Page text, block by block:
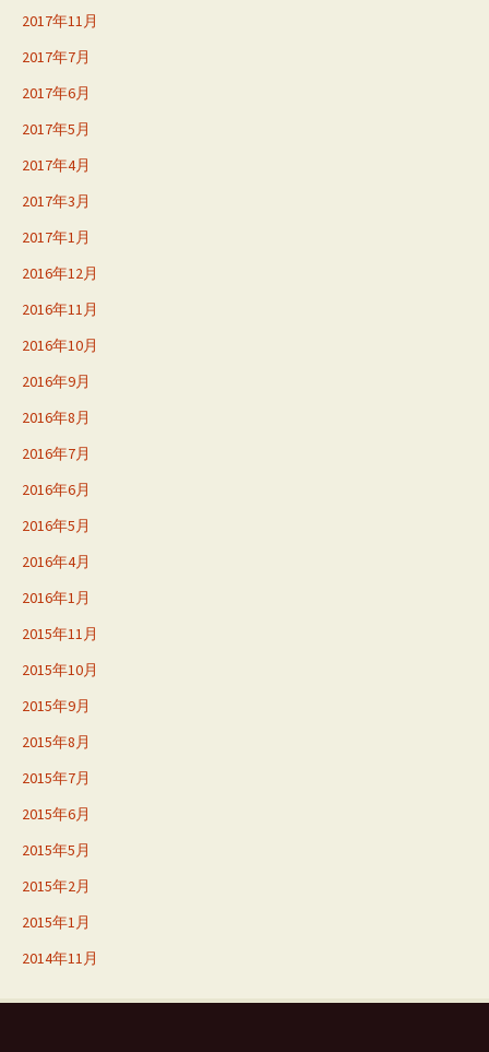
2017年11月
2017年7月
2017年6月
2017年5月
2017年4月
2017年3月
2017年1月
2016年12月
2016年11月
2016年10月
2016年9月
2016年8月
2016年7月
2016年6月
2016年5月
2016年4月
2016年1月
2015年11月
2015年10月
2015年9月
2015年8月
2015年7月
2015年6月
2015年5月
2015年2月
2015年1月
2014年11月